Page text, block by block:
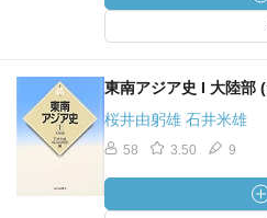
東南アジア史 I 大陸
桜井由躬雄 石井米雄
58 3.50 9